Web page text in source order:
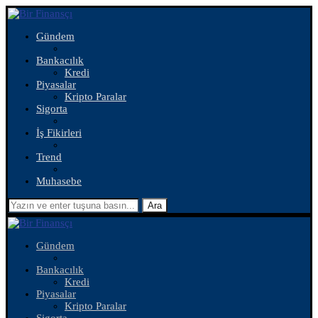
Gündem
Bankacılık
Kredi
Piyasalar
Kripto Paralar
Sigorta
İş Fikirleri
Trend
Muhasebe
Ara
Gündem
Bankacılık
Kredi
Piyasalar
Kripto Paralar